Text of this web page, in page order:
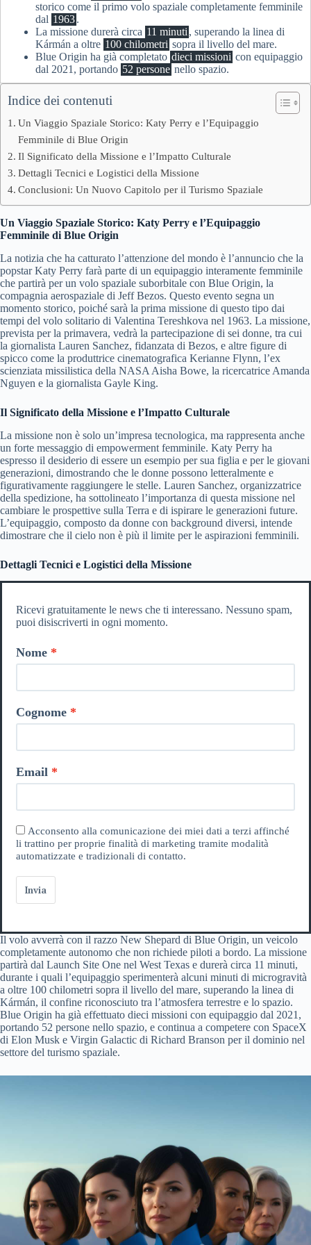
storico come il primo volo spaziale completamente femminile
dal 1963.
La missione durerà circa 11 minuti , superando la linea di
Kármán a oltre 100 chilometri sopra il livello del mare.
Blue Origin ha già completato dieci missioni con equipaggio
dal 2021, portando 52 persone nello spazio.
Indice dei contenuti
Un Viaggio Spaziale Storico: Katy Perry e l’Equipaggio
Femminile di Blue Origin
Il Significato della Missione e l’Impatto Culturale
Dettagli Tecnici e Logistici della Missione
Conclusioni: Un Nuovo Capitolo per il Turismo Spaziale
Un Viaggio Spaziale Storico: Katy Perry e l’Equipaggio
Femminile di Blue Origin
La notizia che ha catturato l’attenzione del mondo è l’annuncio che la
popstar Katy Perry farà parte di un equipaggio interamente femminile
che partirà per un volo spaziale suborbitale con Blue Origin, la
compagnia aerospaziale di Jeff Bezos. Questo evento segna un
momento storico, poiché sarà la prima missione di questo tipo dai
tempi del volo solitario di Valentina Tereshkova nel 1963. La missione,
prevista per la primavera, vedrà la partecipazione di sei donne, tra cui
la giornalista Lauren Sanchez, fidanzata di Bezos, e altre figure di
spicco come la produttrice cinematografica Kerianne Flynn, l’ex
scienziata missilistica della NASA Aisha Bowe, la ricercatrice Amanda
Nguyen e la giornalista Gayle King.
Il Significato della Missione e l’Impatto Culturale
La missione non è solo un’impresa tecnologica, ma rappresenta anche
un forte messaggio di empowerment femminile. Katy Perry ha
espresso il desiderio di essere un esempio per sua figlia e per le giovani
generazioni, dimostrando che le donne possono letteralmente e
figurativamente raggiungere le stelle. Lauren Sanchez, organizzatrice
della spedizione, ha sottolineato l’importanza di questa missione nel
cambiare le prospettive sulla Terra e di ispirare le generazioni future.
L’equipaggio, composto da donne con background diversi, intende
dimostrare che il cielo non è più il limite per le aspirazioni femminili.
Dettagli Tecnici e Logistici della Missione
Ricevi gratuitamente le news che ti interessano. Nessuno spam,
puoi disiscriverti in ogni momento.
Nome
Cognome
Email
Acconsento alla comunicazione dei miei dati a terzi affinché
li trattino per proprie finalità di marketing tramite modalità
automatizzate e tradizionali di contatto.
Invia
Il volo avverrà con il razzo New Shepard di Blue Origin, un veicolo
completamente autonomo che non richiede piloti a bordo. La missione
partirà dal Launch Site One nel West Texas e durerà circa 11 minuti,
durante i quali l’equipaggio sperimenterà alcuni minuti di microgravità
a oltre 100 chilometri sopra il livello del mare, superando la linea di
Kármán, il confine riconosciuto tra l’atmosfera terrestre e lo spazio.
Blue Origin ha già effettuato dieci missioni con equipaggio dal 2021,
portando 52 persone nello spazio, e continua a competere con SpaceX
di Elon Musk e Virgin Galactic di Richard Branson per il dominio nel
settore del turismo spaziale.